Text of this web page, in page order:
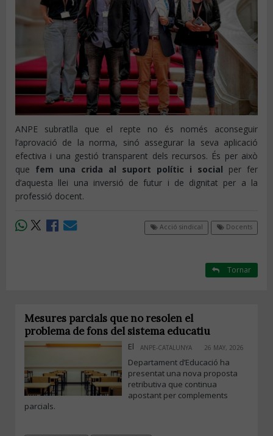
ANPE subratlla que el repte no és només aconseguir
l’aprovació de la norma, sinó assegurar la seva aplicació
efectiva i una gestió transparent dels recursos. És per això
que fem una crida al suport polític i social per fer
d’aquesta llei una inversió de futur i de dignitat per a la
professió docent.
Acció sindical Docents
Tornar
Mesures parcials que no resolen el
problema de fons del sistema educatiu
ANPE-CATALUNYA 26 MAY, 2026
El
Departament d’Educació ha
presentat una nova proposta
retributiva que continua
apostant per complements
parcials.